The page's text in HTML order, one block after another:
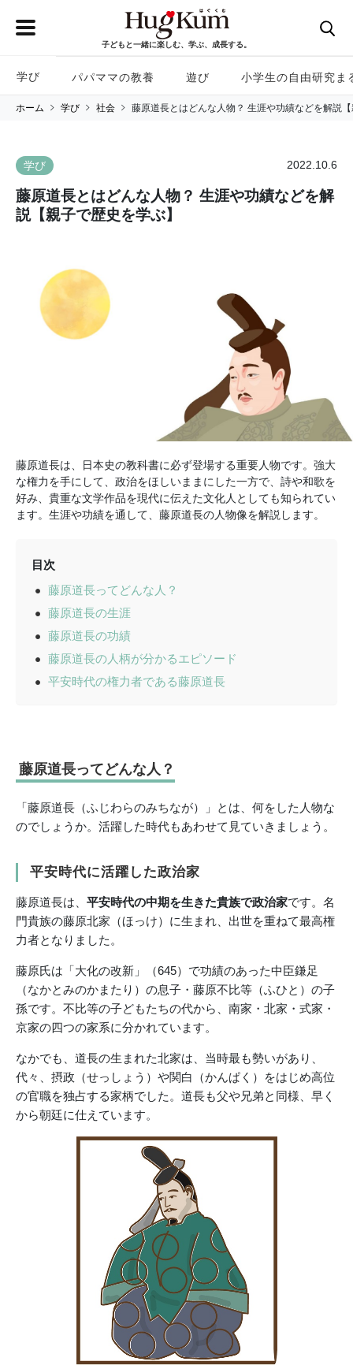
子どもと一緒に楽しむ、学ぶ、成長する。
学び パパママの教養 遊び 小学生の自由研究ま
ホーム 学び 社会 藤原道長とはどんな人物？ 生涯や功績などを解説
学び 2022.10.6
藤原道長とはどんな人物？ 生涯や功績などを解
説【親子で歴史を学ぶ】
藤原道長は、日本史の教科書に必ず登場する重要人物です。強大
な権力を手にして、政治をほしいままにした一方で、詩や和歌を
好み、貴重な文学作品を現代に伝えた文化人としても知られてい
ます。生涯や功績を通して、藤原道長の人物像を解説します。
目次
藤原道長ってどんな人？
藤原道長の生涯
藤原道長の功績
藤原道長の人柄が分かるエピソード
平安時代の権力者である藤原道長
藤原道長ってどんな人？
「藤原道長（ふじわらのみちなが）」とは、何をした人物な
のでしょうか。活躍した時代もあわせて見ていきましょう。
平安時代に活躍した政治家
藤原道長は、 平安時代の中期を生きた貴族で政治家です。名
門貴族の藤原北家（ほっけ）に生まれ、出世を重ねて最高権
力者となりました。
藤原氏は「大化の改新」（645）で功績のあった中臣鎌足
（なかとみのかまたり）の息子・藤原不比等（ふひと）の子
孫です。不比等の子どもたちの代から、南家・北家・式家・
京家の四つの家系に分かれています。
なかでも、道長の生まれた北家は、当時最も勢いがあり、
代々、摂政（せっしょう）や関白（かんぱく）をはじめ高位
の官職を独占する家柄でした。道長も父や兄弟と同様、早く
から朝廷に仕えています。